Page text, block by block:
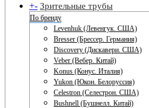
+- Зрительные трубы
По бренду
Levenhuk (Левенгук. США)
Bresser (Брессер. Германия)
Discovery (Дискавери. США)
Veber (Вебер. Китай)
Konus (Конус. Италия)
Yukon (Юкон. Белоруссия)
Celestron (Селестрон. США)
Bushnell (Бушнелл. Китай)